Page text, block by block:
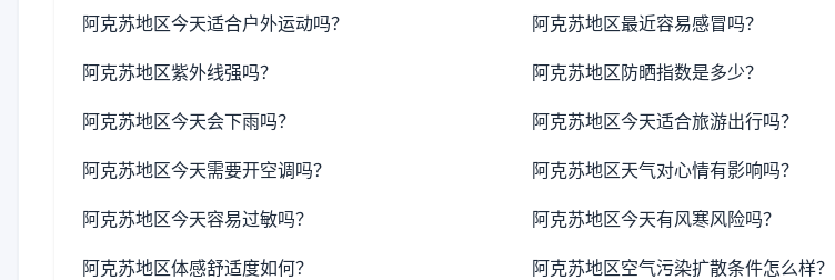
阿克苏地区今天适合户外运动吗？ 阿克苏地区最近容易感冒吗？
阿克苏地区紫外线强吗？ 阿克苏地区防晒指数是多少？
阿克苏地区今天会下雨吗？ 阿克苏地区今天适合旅游出行吗？
阿克苏地区今天需要开空调吗？ 阿克苏地区天气对心情有影响吗？
阿克苏地区今天容易过敏吗？ 阿克苏地区今天有风寒风险吗？
阿克苏地区体感舒适度如何？ 阿克苏地区空气污染扩散条件怎么样？